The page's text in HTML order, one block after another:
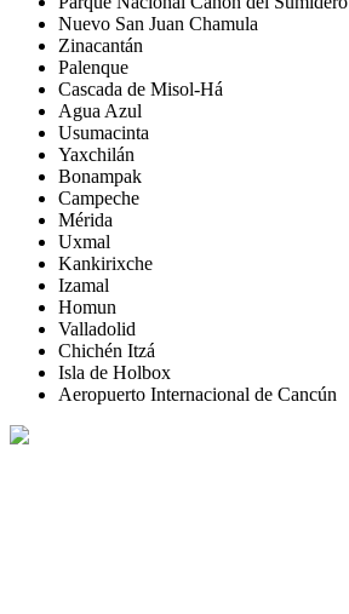
Nuevo San Juan Chamula
Zinacantán
Palenque
Cascada de Misol-Há
Agua Azul
Usumacinta
Yaxchilán
Bonampak
Campeche
Mérida
Uxmal
Kankirixche
Izamal
Homun
Valladolid
Chichén Itzá
Isla de Holbox
Aeropuerto Internacional de Cancún